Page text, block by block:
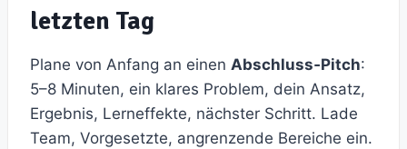
letzten Tag
Plane von Anfang an einen Abschluss‑Pitch:
5–8 Minuten, ein klares Problem, dein Ansatz,
Ergebnis, Lerneffekte, nächster Schritt. Lade
Team, Vorgesetzte, angrenzende Bereiche ein.